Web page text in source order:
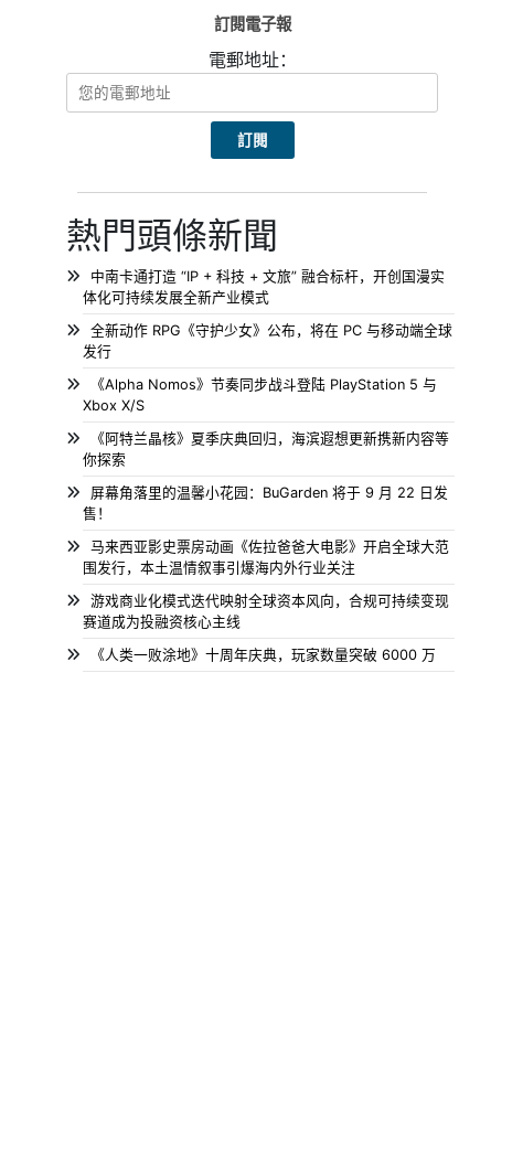
訂閱電子報
電郵地址：
熱門頭條新聞
中南卡通打造 “IP + 科技 + 文旅” 融合标杆，开创国漫实
体化可持续发展全新产业模式
全新动作 RPG《守护少女》公布，将在 PC 与移动端全球
发行
《Alpha Nomos》节奏同步战斗登陆 PlayStation 5 与
Xbox X/S
《阿特兰晶核》夏季庆典回归，海滨遐想更新携新内容等
你探索
屏幕角落里的温馨小花园：BuGarden 将于 9 月 22 日发
售！
马来西亚影史票房动画《佐拉爸爸大电影》开启全球大范
围发行，本土温情叙事引爆海内外行业关注
游戏商业化模式迭代映射全球资本风向，合规可持续变现
赛道成为投融资核心主线
《人类一败涂地》十周年庆典，玩家数量突破 6000 万